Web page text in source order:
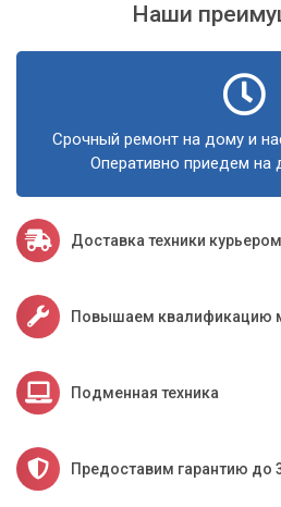
Наши
Срочный ремонт на дому и
Оперативно приедем на
Доставка техники курьером
Повышаем квалификацию
Подменная техника
Предоставим гарантию до